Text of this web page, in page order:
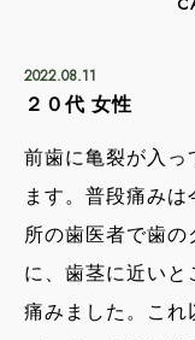
2022.08.11
２０代 女性
前歯に亀裂が入っ
ます。普段痛み
所の歯医者で歯
に、歯茎に近いと
痛みました。これ